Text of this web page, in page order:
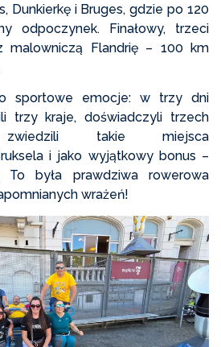
Dunkierkę i Bruges, gdzie po 120
odpoczynek. Finałowy, trzeci
malowniczą Flandrię – 100 km
sportowe emocje: w trzy dni
trzy kraje, doświadczyli trzech
takie miejsca
i jako wyjątkowy bonus –
była prawdziwa rowerowa
wrażeń!